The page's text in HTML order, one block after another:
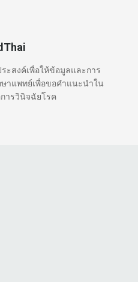
ะสงค์เพื่อให้ข้อมูลและการ
าแพทย์เพื่อขอคำแนะนำใน
ารวินิจฉัยโรค